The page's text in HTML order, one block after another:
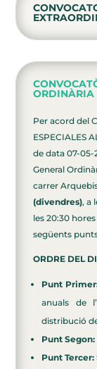
ORDINÀRIA
Per acord del
ESPECIALES
de data 07-05-
General
carrer
(divendres), a
les 20:30
següents punts
ORDRE DEL
Punt
anuals de
distribució
Punt Segon:
Punt Tercer: